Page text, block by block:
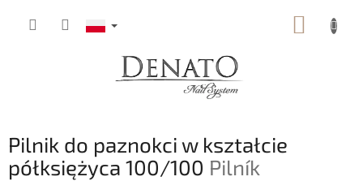
Pilnik do paznokci w kształcie
półksiężyca 100/100 Pilník